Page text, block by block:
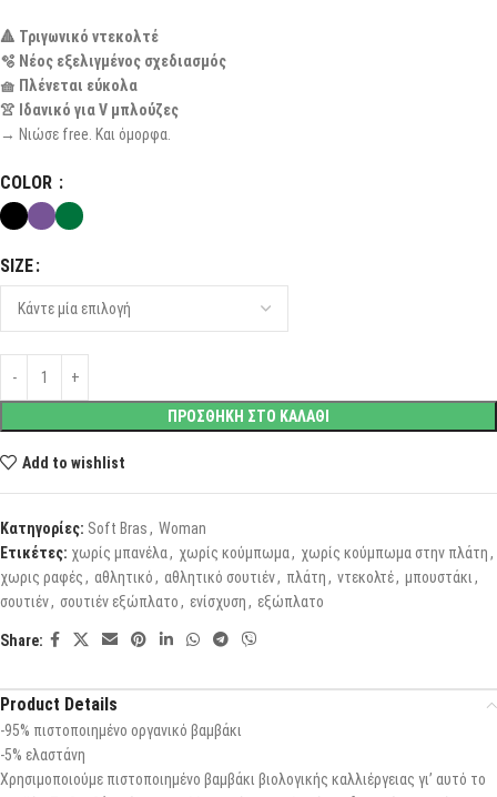
🔺 Τριγωνικό ντεκολτέ
🫧 Νέος εξελιγμένος σχεδιασμός
🧺 Πλένεται εύκολα
👚 Ιδανικό για V μπλούζες
→ Νιώσε free. Και όμορφα.
COLOR
SIZE
ΠΡΟΣΘΗΚΗ ΣΤΟ ΚΑΛΑΘΙ
Add to wishlist
Κατηγορίες: Soft Bras, Woman
Ετικέτες: χωρίς μπανέλα, χωρίς κούμπωμα, χωρίς κούμπωμα στην πλάτη,
χωρις ραφές, αθλητικό, αθλητικό σουτιέν, πλάτη, ντεκολτέ, μπουστάκι,
σουτιέν, σουτιέν εξώπλατο, ενίσχυση, εξώπλατο
Share:
Product Details
-95% πιστοποιημένο οργανικό βαμβάκι
-5% ελαστάνη
Χρησιμοποιούμε πιστοποιημένο βαμβάκι βιολογικής καλλιέργειας γι’ αυτό το